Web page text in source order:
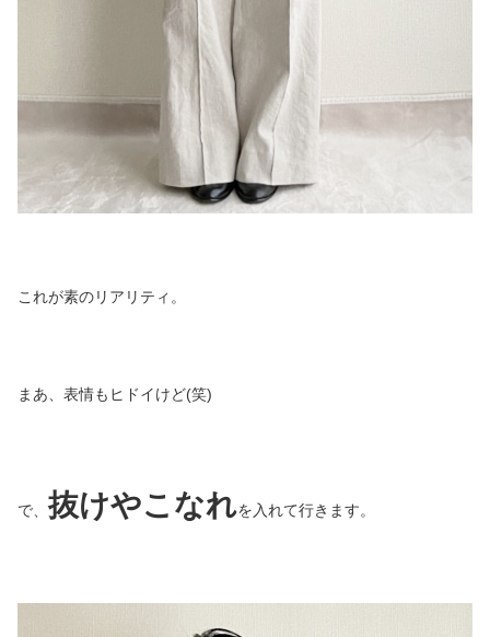
これが素のリアリティ。
まあ、表情もヒドイけど(笑)
で、 抜けやこなれを入れて行きます。